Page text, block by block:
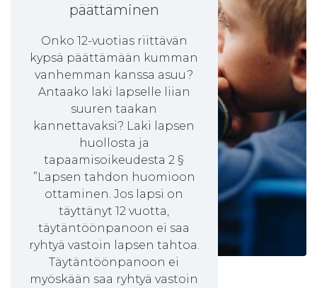
päättäminen
Onko 12-vuotias riittävän
kypsä päättämään kumman
vanhemman kanssa asuu?
Antaako laki lapselle liian
suuren taakan
kannettavaksi? Laki lapsen
huollosta ja
tapaamisoikeudesta 2 §
”Lapsen tahdon huomioon
ottaminen. Jos lapsi on
täyttänyt 12 vuotta,
täytäntöönpanoon ei saa
ryhtyä vastoin lapsen tahtoa.
Täytäntöönpanoon ei
myöskään saa ryhtyä vastoin